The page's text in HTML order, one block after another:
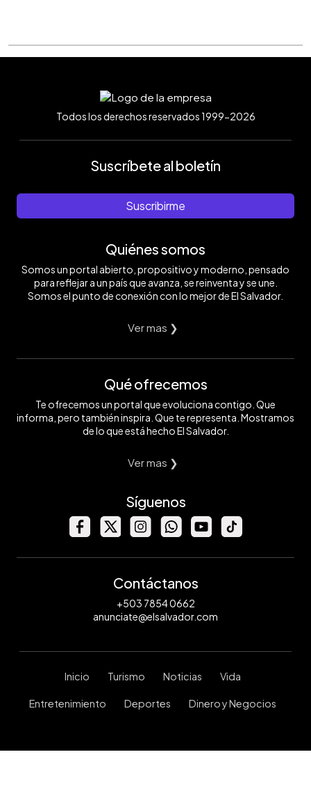
Todos los derechos reservados 1999-2026
Suscríbete al boletín
Suscribirme
Quiénes somos
Somos un portal abierto, propositivo y moderno, pensado
para reflejar a un país que avanza, se reinventa y se une.
Somos el punto de conexión con lo mejor de El Salvador.
Ver mas ❯
Qué ofrecemos
Te ofrecemos un portal que evoluciona contigo. Que
informa, pero también inspira. Que te representa. Mostramos
de lo que está hecho El Salvador.
Ver mas ❯
Síguenos
Contáctanos
+503 7854 0662
anunciate@elsalvador.com
Inicio Turismo Noticias Vida
Entretenimiento Deportes Dinero y Negocios